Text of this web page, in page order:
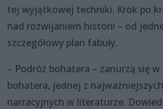
tej wyjątkowej techniki. Krok po
nad rozwijaniem historii – od
szczegółowy plan fabuły.
– Podróż bohatera – zanurzą się
bohatera, jednej z
narracyjnych w literaturze.